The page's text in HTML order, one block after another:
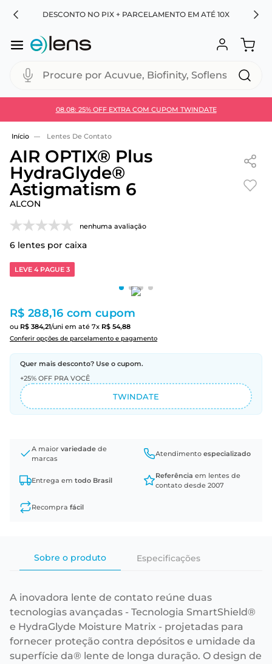
DESCONTO NO PIX + PARCELAMENTO EM ATÉ 10X
Procure por Acuvue, Biofinity, Soflens...
08.08: 25% OFF EXTRA COM CUPOM TWINDATE
Use 30HOJE e ganhe 30% OFF + economia extra no
Lentes De Contato
AIR OPTIX® Plus
HydraGlyde®
Astigmatism 6
ALCON
nenhuma avaliação
6 lentes por caixa
LEVE 4 PAGUE 3
R$ 288,16 com cupom
ou R$ 384,21/uni em até 7x R$ 54,88
Conferir opções de parcelamento e pagamento
Quer mais desconto? Use o cupom.
+25% OFF PRA VOCÊ
TWINDATE
A maior variedade de
marcas
Atendimento especializado
Entrega em todo Brasil
Referência em lentes de
contato desde 2007
Recompra fácil
Sobre o produto Especificações
A inovadora lente de contato reúne duas
tecnologias avançadas - Tecnologia SmartShield®
e HydraGlyde Moisture Matrix - projetadas para
fornecer proteção contra depósitos e umidade da
superfície da® lente de longa duração. O design de